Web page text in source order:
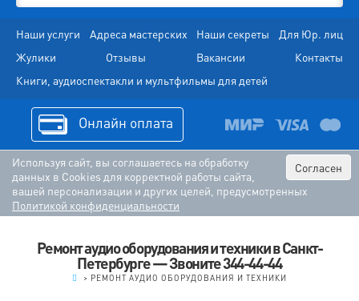
Наши услуги Адреса мастерских Наши секреты
Для Юр. лиц
Жулики
Отзывы Вакансии
Контакты
Книги, аудиоспектакли и мультфильмы для детей
Онлайн оплата
Согласен
Используя сайт, вы соглашаетесь на обработку
данных в Cookies для корректной работы сайта,
вашей персонализации и других целей, предусмотренных
Политикой конфиденциальности
Ремонт аудио оборудования и техники в Санкт-
Петербурге — Звоните 344-44-44
> РЕМОНТ АУДИО ОБОРУДОВАНИЯ И ТЕХНИКИ